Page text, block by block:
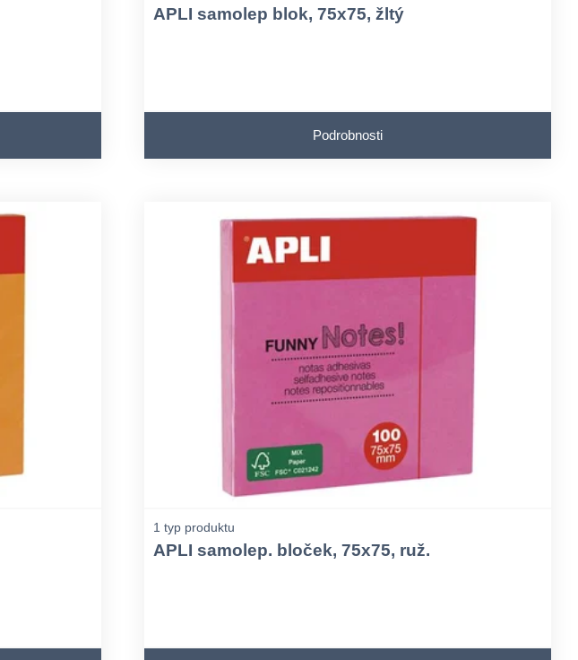
APLI samolep blok, 75x75, žltý
Podrobnosti
1 typ produktu
APLI samolep. bloček, 75x75, ruž.